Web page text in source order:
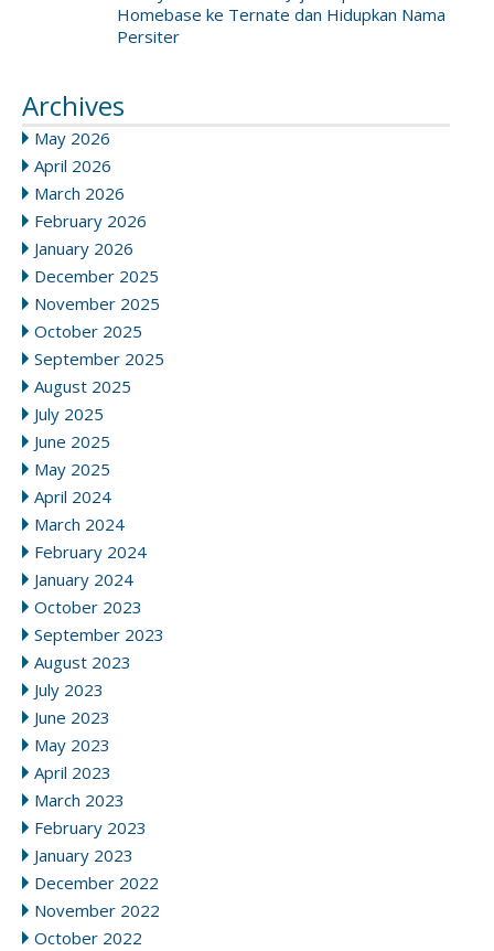
Homebase ke Ternate dan Hidupkan Nama
Persiter
Archives
May 2026
April 2026
March 2026
February 2026
January 2026
December 2025
November 2025
October 2025
September 2025
August 2025
July 2025
June 2025
May 2025
April 2024
March 2024
February 2024
January 2024
October 2023
September 2023
August 2023
July 2023
June 2023
May 2023
April 2023
March 2023
February 2023
January 2023
December 2022
November 2022
October 2022